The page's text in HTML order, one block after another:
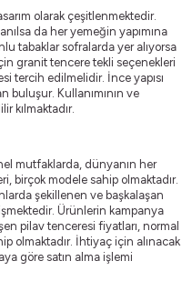
olarak çeşitlenmektedir.
da her yemeğin yapımına
tabaklar sofralarda yer alıyorsa
granit tencere tekli seçenekleri
tercih edilmelidir. İnce yapısı
buluşur. Kullanımının ve
kılmaktadır.
mutfaklarda, dünyanın her
birçok modele sahip olmaktadır.
şekillenen ve başkalaşan
Ürünlerin kampanya
pilav tenceresi fiyatları, normal
olmaktadır. İhtiyaç için alınacak
göre satın alma işlemi